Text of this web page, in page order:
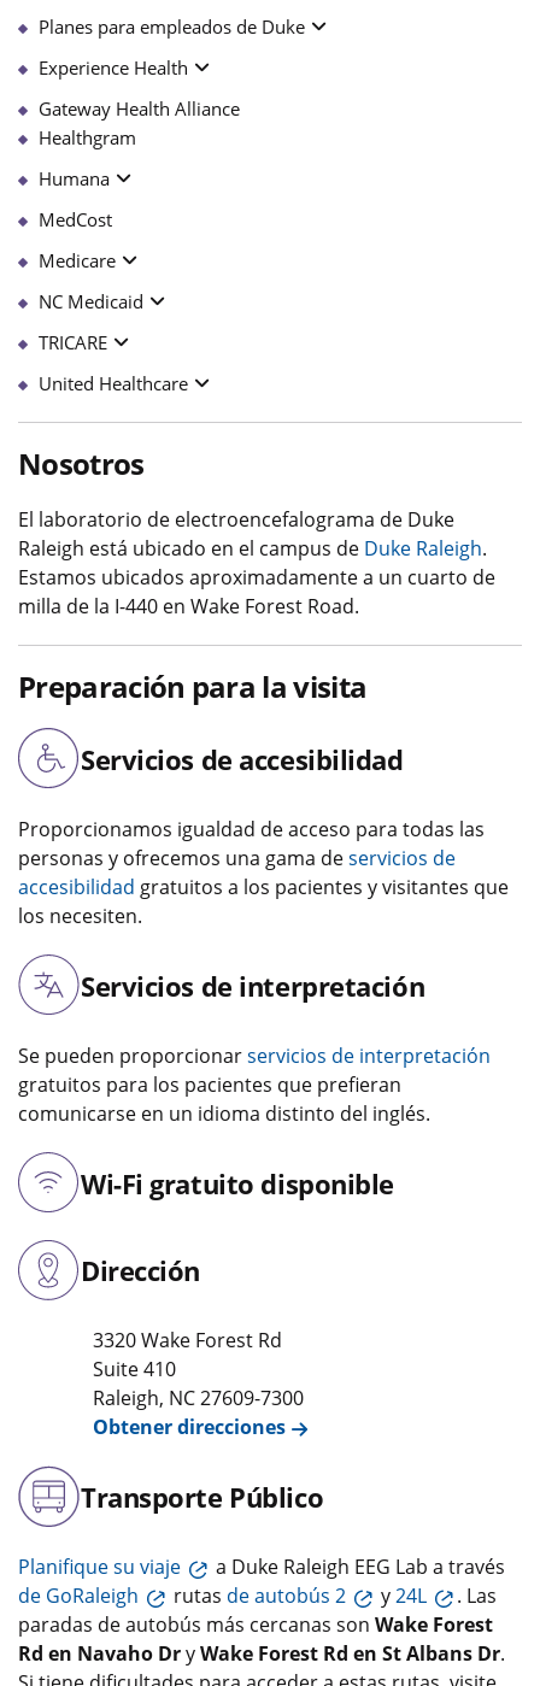
Planes para empleados de Duke
Experience Health
Gateway Health Alliance
Healthgram
Humana
MedCost
Medicare
NC Medicaid
TRICARE
United Healthcare
Nosotros
El laboratorio de electroencefalograma de Duke
Raleigh está ubicado en el campus de Duke Raleigh.
Estamos ubicados aproximadamente a un cuarto de
milla de la I-440 en Wake Forest Road.
Preparación para la visita
Servicios de accesibilidad
Proporcionamos igualdad de acceso para todas las
personas y ofrecemos una gama deservicios de
accesibilidad gratuitos a los pacientes y visitantes que
los necesiten.
Servicios de interpretación
Se pueden proporcionarservicios de interpretación
gratuitos para los pacientes que prefieran
comunicarse en un idioma distinto del inglés.
Wi-Fi gratuito disponible
Dirección
3320 Wake Forest Rd
Suite 410
Raleigh, NC27609-7300
Obtener direcciones
Transporte Público
Planifique su viaje
a Duke Raleigh EEG Lab a través
de GoRaleigh
rutas de autobús 2 y24L
. Las
paradas de autobús más cercanas son Wake Forest
Rd en Navaho DryWake Forest Rd en St Albans Dr.